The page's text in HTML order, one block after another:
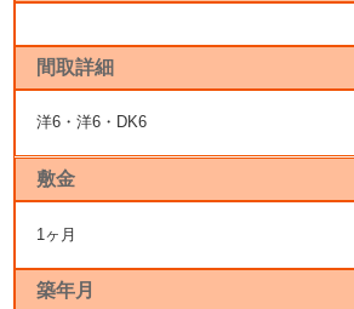
間取詳細
洋6・洋6・DK6
敷金
1ヶ月
築年月